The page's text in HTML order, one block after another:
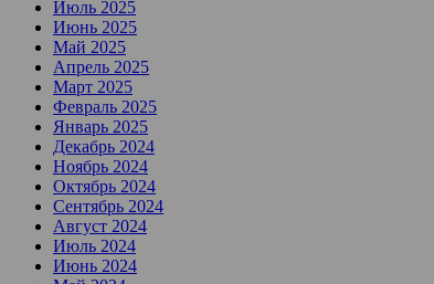
Июль 2025
Июнь 2025
Май 2025
Апрель 2025
Март 2025
Февраль 2025
Январь 2025
Декабрь 2024
Ноябрь 2024
Октябрь 2024
Сентябрь 2024
Август 2024
Июль 2024
Июнь 2024